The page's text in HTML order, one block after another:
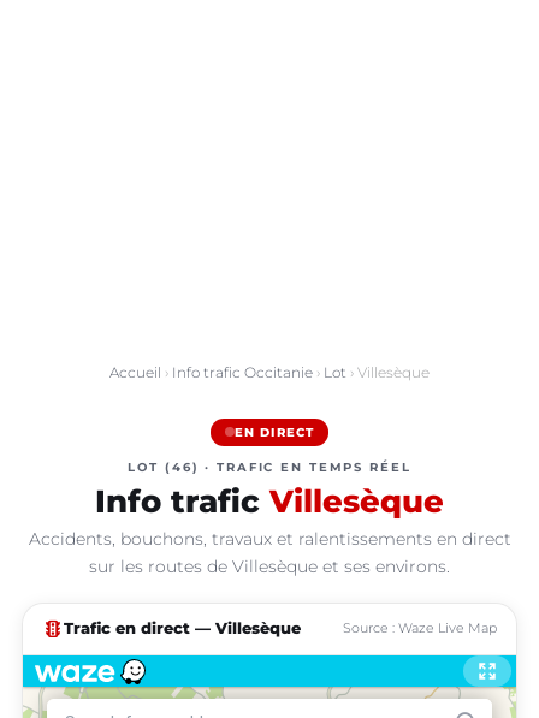
Accueil › Info trafic Occitanie › Lot › Villesèque
EN DIRECT
LOT (46) · TRAFIC EN TEMPS RÉEL
Info trafic Villesèque
Accidents, bouchons, travaux et ralentissements en direct
sur les routes de Villesèque et ses environs.
traffic Trafic en direct — Villesèque Source : Waze Live Map